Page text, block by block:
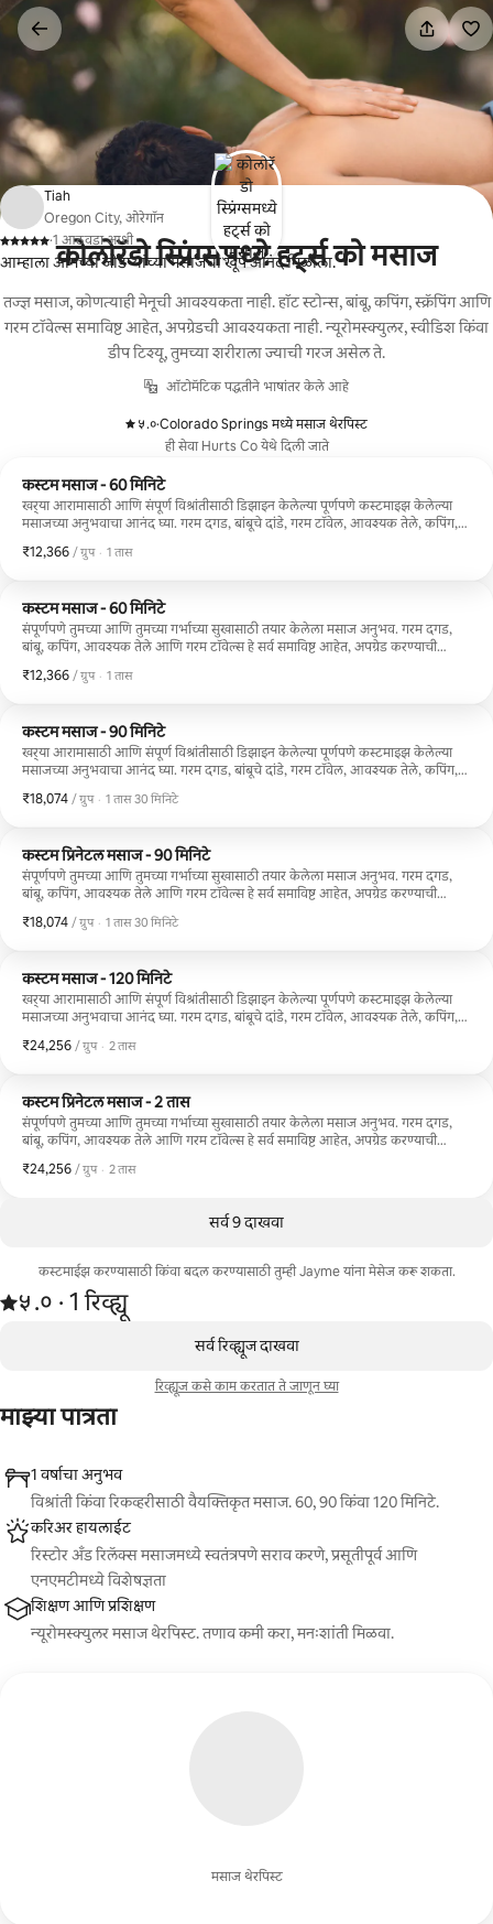
कंटेंटवर
कोलोरॅडो स्प्रिंग्समध्ये हर्ट्स को मसाज
तज्ज्ञ मसाज, कोणत्याही मेनूची आवश्यकता नाही. हॉट स्टोन्स, बांबू, कपिंग, स्क्रॅपिंग आणि
गरम टॉवेल्स समाविष्ट आहेत, अपग्रेडची आवश्यकता नाही. न्यूरोमस्क्युलर, स्वीडिश किंवा
डीप टिश्यू, तुमच्या शरीराला ज्याची गरज असेल ते.
ऑटोमॅटिक पद्धतीने भाषांतर केले आहे
५.०
,
·Colorado Springs मध्ये मसाज थेरपिस्ट
ही सेवा Hurts Co येथे दिली जाते
कस्टम मसाज - 60 मिनिटे
खर्‍या आरामासाठी आणि संपूर्ण विश्रांतीसाठी डिझाइन केलेल्या पूर्णपणे कस्टमाइझ केलेल्या
मसाजच्या अनुभवाचा आनंद घ्या. गरम दगड, बांबूचे दांडे, गरम टॉवेल, आवश्यक तेले, कपिंग,
प्रवास, हायकिंग, तणाव किंवा दैनंदिन तणावातून सावरणार असाल तरीही, आम्ही तुमच्या
₹12,366 / ग्रुप
₹12,366, प्रति ग्रुप
, · 1 तास
कस्टम मसाज - 60 मिनिटे
संपूर्णपणे तुमच्या आणि तुमच्या गर्भाच्या सुखासाठी तयार केलेला मसाज अनुभव. गरम दगड,
बांबू, कपिंग, आवश्यक तेले आणि गरम टॉवेल्स हे सर्व समाविष्ट आहेत, अपग्रेड करण्याची
सूज, बरगड्यांवर दाब येत असेल किंवा फक्त एक तास पूर्णपणे तुमच्यासाठी ठेवायचा असेल,
₹12,366 / ग्रुप
₹12,366, प्रति ग्रुप
, · 1 तास
कस्टम मसाज - 90 मिनिटे
खर्‍या आरामासाठी आणि संपूर्ण विश्रांतीसाठी डिझाइन केलेल्या पूर्णपणे कस्टमाइझ केलेल्या
मसाजच्या अनुभवाचा आनंद घ्या. गरम दगड, बांबूचे दांडे, गरम टॉवेल, आवश्यक तेले, कपिंग,
प्रवास, हायकिंग, तणाव किंवा दैनंदिन तणावातून सावरणार असाल तरीही, आम्ही तुमच्या
₹18,074 / ग्रुप
₹18,074, प्रति ग्रुप
, · 1 तास 30 मिनिटे
कस्टम प्रिनेटल मसाज - 90 मिनिटे
संपूर्णपणे तुमच्या आणि तुमच्या गर्भाच्या सुखासाठी तयार केलेला मसाज अनुभव. गरम दगड,
बांबू, कपिंग, आवश्यक तेले आणि गरम टॉवेल्स हे सर्व समाविष्ट आहेत, अपग्रेड करण्याची
सूज, बरगड्यांवर दाब येत असेल किंवा फक्त एक तास पूर्णपणे तुमच्यासाठी ठेवायचा असेल,
₹18,074 / ग्रुप
₹18,074, प्रति ग्रुप
, · 1 तास 30 मिनिटे
कस्टम मसाज - 120 मिनिटे
खर्‍या आरामासाठी आणि संपूर्ण विश्रांतीसाठी डिझाइन केलेल्या पूर्णपणे कस्टमाइझ केलेल्या
मसाजच्या अनुभवाचा आनंद घ्या. गरम दगड, बांबूचे दांडे, गरम टॉवेल, आवश्यक तेले, कपिंग,
प्रवास, हायकिंग, तणाव किंवा दैनंदिन तणावातून सावरणार असाल तरीही, आम्ही तुमच्या
₹24,256 / ग्रुप
₹24,256, प्रति ग्रुप
, · 2 तास
कस्टम प्रिनेटल मसाज - 2 तास
संपूर्णपणे तुमच्या आणि तुमच्या गर्भाच्या सुखासाठी तयार केलेला मसाज अनुभव. गरम दगड,
बांबू, कपिंग, आवश्यक तेले आणि गरम टॉवेल्स हे सर्व समाविष्ट आहेत, अपग्रेड करण्याची
सूज, बरगड्यांवर दाब येत असेल किंवा फक्त एक तास पूर्णपणे तुमच्यासाठी ठेवायचा असेल,
वर्षांचा अनुभव असलेली प्रसूतीपूर्व मालिशमध्ये प्रमाणित. तुम्ही चांगल्या हातात आहात.
₹24,256 / ग्रुप
₹24,256, प्रति ग्रुप
, · 2 तास
सर्व 9 दाखवा
कस्टमाईझ करण्यासाठी किंवा बदल करण्यासाठी तुम्ही Jayme यांना मेसेज करू शकता.
1 रिव्ह्यूमधून 5 पैकी ५.० स्टार रेटिंग आहे
५.०
,
· 1 रिव्ह्यू
Tiah
Oregon City, ओरेगॉन
,
·1 आठवडा आधी
आम्हाला आमच्या जोडप्यांच्या मसाजचा खूप आनंद मिळाला.
सर्व रिव्ह्यूज दाखवा
रिव्ह्यूज कसे काम करतात ते जाणून घ्या
माझ्या पात्रता
मसाज थेरपिस्ट
1 वर्षाचा अनुभव
विश्रांती किंवा रिकव्हरीसाठी वैयक्तिकृत मसाज. 60, 90 किंवा 120 मिनिटे.
करिअर हायलाईट
रिस्टोर अँड रिलॅक्स मसाजमध्ये स्वतंत्रपणे सराव करणे, प्रसूतीपूर्व आणि
एनएमटीमध्ये विशेषज्ञता
शिक्षण आणि प्रशिक्षण
न्यूरोमस्क्युलर मसाज थेरपिस्ट. तणाव कमी करा, मनःशांती मिळवा.